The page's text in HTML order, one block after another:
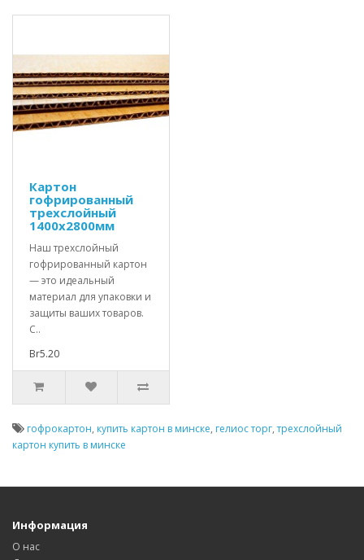
Картон
гофрированный
трехслойный
1400x2800мм
Наш трехслойный
гофрированный картон
— это идеальный
материал для упаковки и
защиты ваших товаров.
С..
Br5.20
гофрокартон, купить картон в минске, гелиос торг,трехслойный
картон купить в минске
Информация
О нас